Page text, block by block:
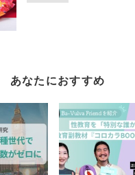
あなたにおすすめ